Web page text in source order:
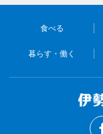
食べる
暮らす・働く